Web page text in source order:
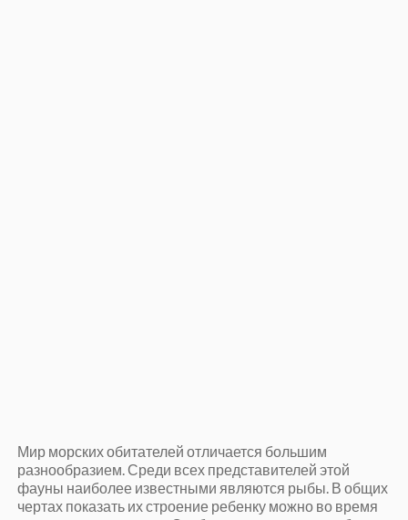
Мир морских обитателей отличается большим
разнообразием. Среди всех представителей этой
фауны наиболее известными являются рыбы. В общих
чертах показать их строение ребенку можно во время